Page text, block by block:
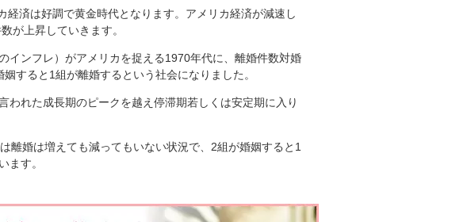
済は好調で黄金時代となります。アメリカ経済が減速し
が上昇していきます。
インフレ）がアメリカを捉える1970年代に、離婚件数対婚
すると1組が離婚するという社会になりました。
われた成長期のピークを越え停滞期若しくは安定期に入り
離婚は増えても減ってもいない状況で、2組が婚姻すると1
ます。